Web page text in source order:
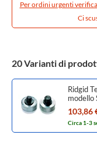
Per ordini urgenti
Ci
20 Varianti di
Ridgid
modello
12mm
103,86
Circa 1-3